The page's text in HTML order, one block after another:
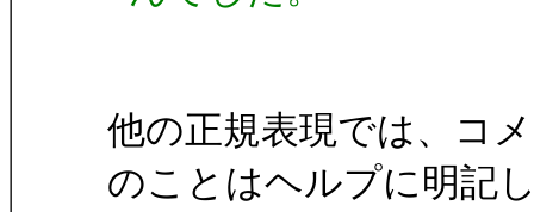
他の正規表現では、コ
のことはヘルプに明記